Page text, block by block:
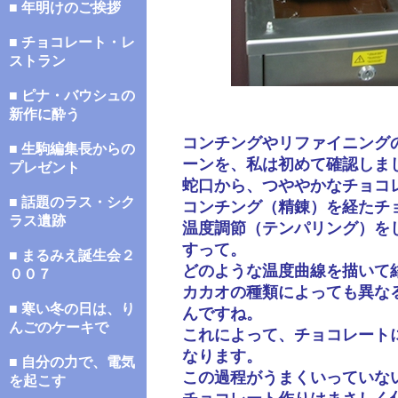
■ 年明けのご挨拶
■ チョコレート・レ
ストラン
■ ピナ・バウシュの
新作に酔う
■ 生駒編集長からの
プレゼント
■ 話題のラス・シク
ラス遺跡
■ まるみえ誕生会２
００７
■ 寒い冬の日は、り
んごのケーキで
■ 自分の力で、電気
を起こす
コンチングやリファイニン
ーンを、私は初めて確認しま
蛇口から、つややかなチョコ
コンチング（精錬）を経た
温度調節（テンパリング）を
すって。
どのような温度曲線を描い
カカオの種類によっても異
んですね。
これによって、チョコレー
なります。
この過程がうまくいってい